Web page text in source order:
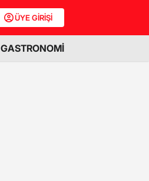
ÜYE GİRİŞİ
GASTRONOMİ